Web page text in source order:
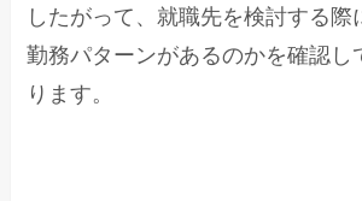
したがって、就職先を検討する際
勤務パターンがあるのかを確認し
ります。